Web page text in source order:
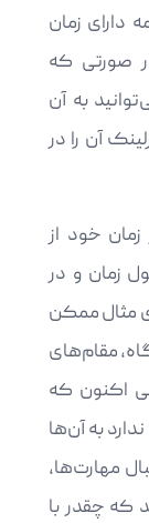
دارای زمان
صورتی که
به آن
آن را در
خود از
زمان و در
مثال ممکن
مقام‌های
اکنون که
ندارد به آن‌ها
مهارت‌ها،
که چقدر با